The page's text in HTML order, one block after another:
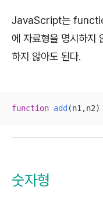
JavaScript는
에 자료형을 명시하지
하지 않아도 된다.
function add (n1,n2)
숫자형